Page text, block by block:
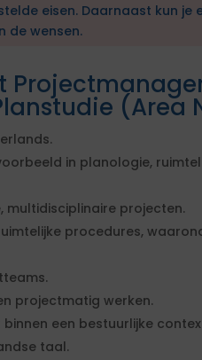
eisen. Daarnaast kun je
de wensen.
(Area
in planologie,
multidisciplinaire projecten.
procedures,
projectmatig werken.
een bestuurlijke
taal.